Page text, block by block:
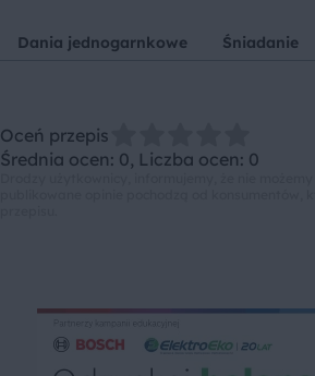
Dania jednogarnkowe Śniadanie
Oceń przepis
Średnia ocen: 0, Liczba ocen: 0